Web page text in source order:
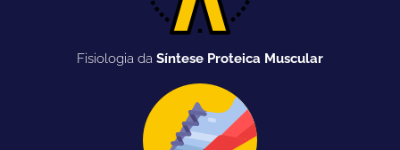
Fisiologia da Síntese Proteica Muscular